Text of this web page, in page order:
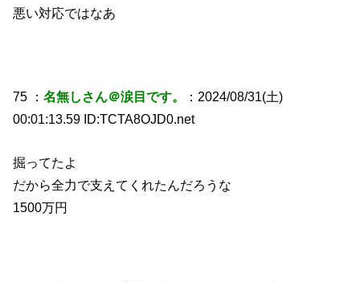
悪い対応ではなあ
75 ：名無しさん＠涙目です。
：2024/08/31(土)
00:01:13.59 ID:TCTA8OJD0.net
掘ってたよ
だから全力で支えてくれたんだろうな
1500万円